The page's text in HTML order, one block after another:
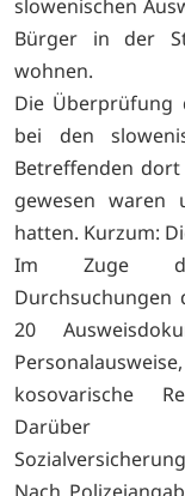
slowenischen
Bürger in der
wohnen.
Die Überprüfung
bei den
Betreffenden
gewesen waren
hatten. Kurzum:
Im Zuge
20
kosovarische
Darüber